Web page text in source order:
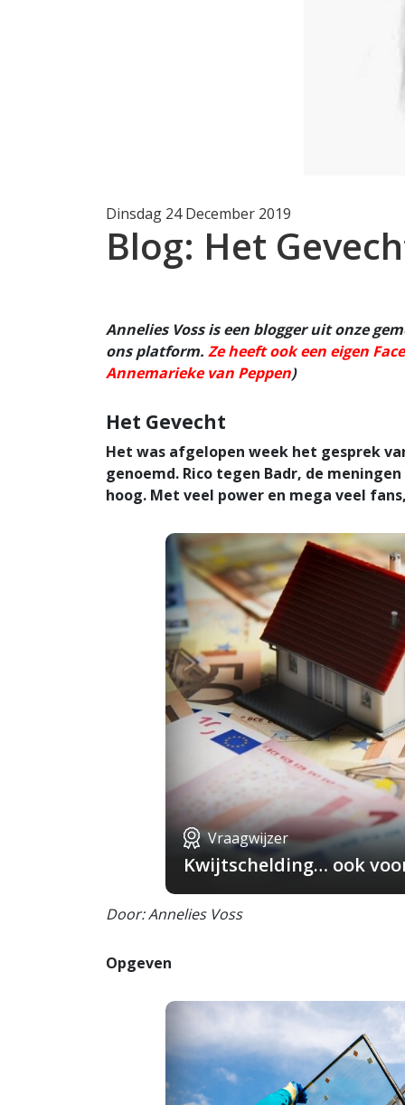
Dinsdag 24 December 2019
Blog: Het
Annelies Voss is een blogger uit onze
ons platform. Ze heeft ook een eigen
Annemarieke van Peppen)
Het Gevecht
Het was afgelopen week het gesprek
genoemd. Rico tegen Badr, de
hoog. Met veel power en mega veel
Vraagwijzer
Kwijtschelding… ook
Door: Annelies Voss
Opgeven